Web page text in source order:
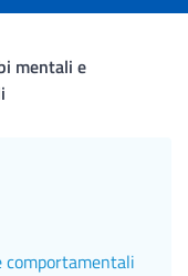
mentali e
comportamentali